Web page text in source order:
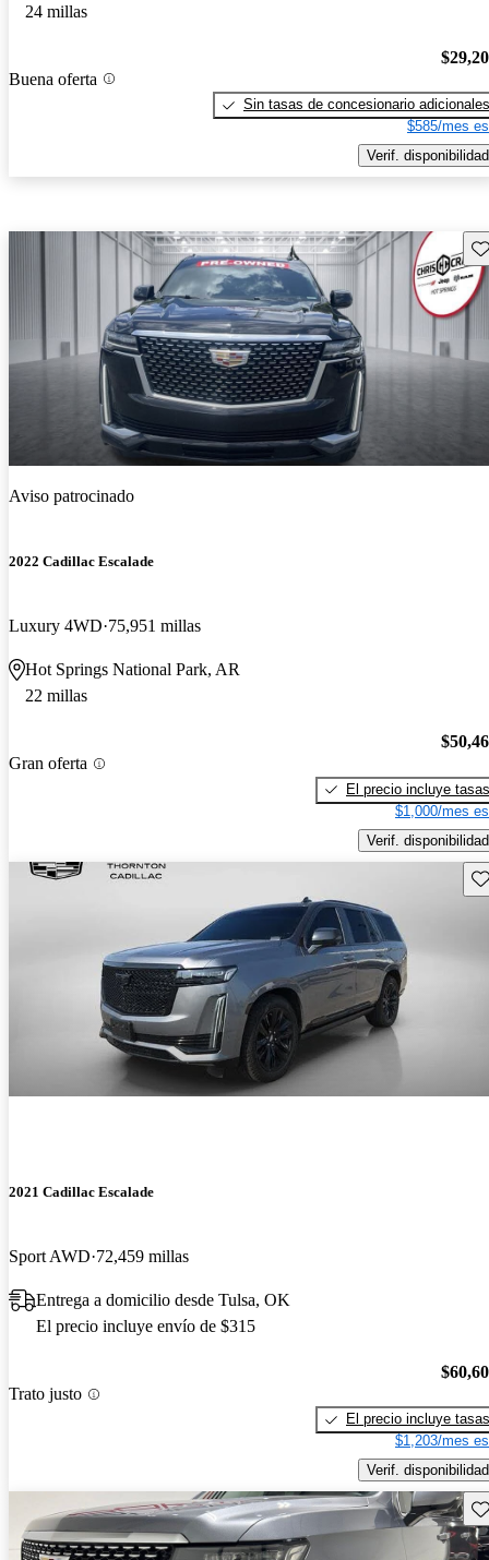
24 millas
Buena oferta
Sin tasas de concesionario adicionales
$585/mes
Verif. disponibilidad
Aviso patrocinado
2022 Cadillac Escalade
Luxury 4WD 75,951 millas
Hot Springs National Park, AR
22 millas
Gran oferta
El precio incluye tasas
$1,000/mes
Verif. disponibilidad
2021 Cadillac Escalade
Sport AWD 72,459 millas
Entrega a domicilio desde Tulsa, OK
El precio incluye envío de $315
Trato justo
El precio incluye tasas
$1,203/mes
Verif. disponibilidad